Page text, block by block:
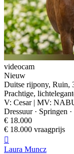
videocam
Nieuw
Duitse rijpony, Ruin,
Prachtige,
V: Cesar | MV:
Dressuur · Springen
€ 18.000
€ 18.000 vraagprijs

Laura Muncz